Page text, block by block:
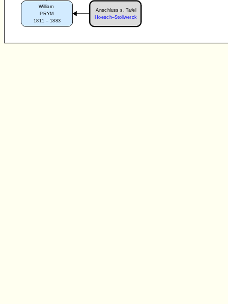
William
PRYM
1811 – 1883
Anschluss s. Tafel
Hoesch–Stollwerck